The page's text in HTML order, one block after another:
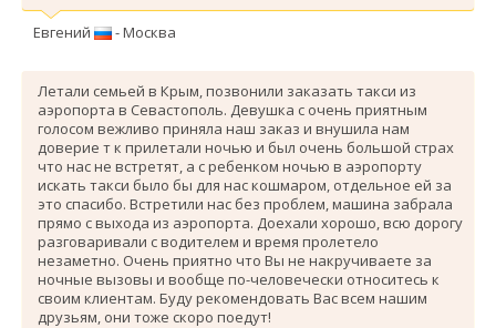
Евгений - Москва
Летали семьей в Крым, позвонили заказать такси из
аэропорта в Севастополь. Девушка с очень приятным
голосом вежливо приняла наш заказ и внушила нам
доверие т к прилетали ночью и был очень большой страх
что нас не встретят, а с ребенком ночью в аэропорту
искать такси было бы для нас кошмаром, отдельное ей за
это спасибо. Вcтретили нас без проблем, машина забрала
прямо с выхода из аэропорта. Доехали хорошо, всю дорогу
разговаривали с водителем и время пролетело
незаметно. Очень приятно что Вы не накручиваете за
ночные вызовы и вообще по-человечески относитесь к
своим клиентам. Буду рекомендовать Вас всем нашим
друзьям, они тоже скоро поедут!